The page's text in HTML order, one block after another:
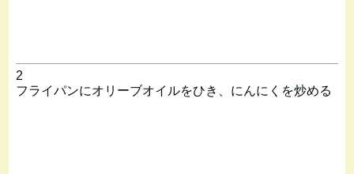
2
フライパンにオリーブオイルをひき、にんにくを炒める